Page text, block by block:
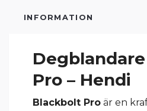
INFORMATION
Pro – Hendi
Blackbolt Pro är en